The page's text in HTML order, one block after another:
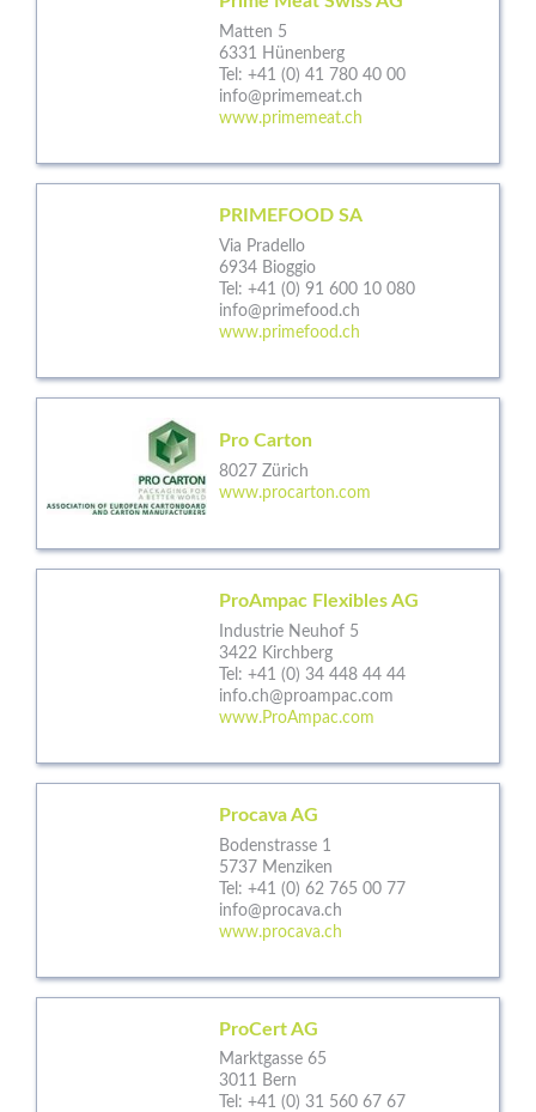
Matten 5
6331 Hünenberg
Tel: +41 (0) 41 780 40 00
info@primemeat.ch
www.primemeat.ch
PRIMEFOOD SA
Via Pradello
6934 Bioggio
Tel: +41 (0) 91 600 10 080
info@primefood.ch
www.primefood.ch
Pro Carton
8027 Zürich
www.procarton.com
ProAmpac Flexibles AG
Industrie Neuhof 5
3422 Kirchberg
Tel: +41 (0) 34 448 44 44
info.ch@proampac.com
www.ProAmpac.com
Procava AG
Bodenstrasse 1
5737 Menziken
Tel: +41 (0) 62 765 00 77
info@procava.ch
www.procava.ch
ProCert AG
Marktgasse 65
3011 Bern
Tel: +41 (0) 31 560 67 67